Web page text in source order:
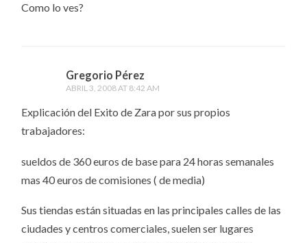
Como lo ves?
Gregorio Pérez
ABRIL 3, 2008 AT 8:42 AM
Explicación del Exito de Zara por sus propios
trabajadores:
sueldos de 360 euros de base para 24 horas semanales
mas 40 euros de comisiones ( de media)
Sus tiendas están situadas en las principales calles de las
ciudades y centros comerciales, suelen ser lugares